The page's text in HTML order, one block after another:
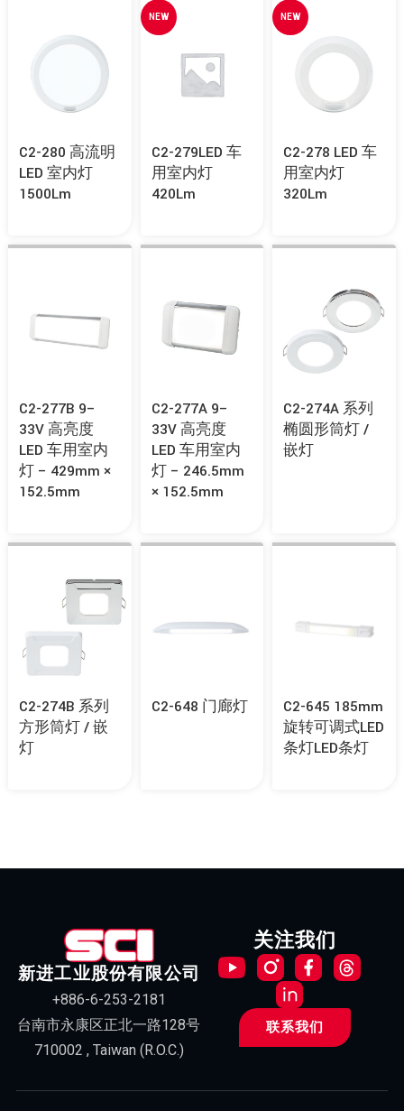
C2-280 高流明
LED 室内灯
1500Lm
NEW
C2-279LED 车
用室内灯
420Lm
NEW
C2-278 LED 车
用室内灯
320Lm
C2-277B 9–
33V 高亮度
LED 车用室内
灯 – 429mm ×
152.5mm
C2-277A 9–
33V 高亮度
LED 车用室内
灯 – 246.5mm
× 152.5mm
C2-274A 系列
椭圆形筒灯 /
嵌灯
C2-274B 系列
方形筒灯 / 嵌
灯
C2-648 门廊灯
C2-645 185mm
旋转可调式LED
条灯LED条灯
新进工业股份有限公司
+886-6-253-2181
台南市永康区正北一路128号
710002 , Taiwan (R.O.C.)
关注我们
联系我们